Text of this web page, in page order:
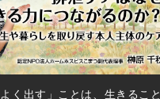
よく出す」ことは、生きること